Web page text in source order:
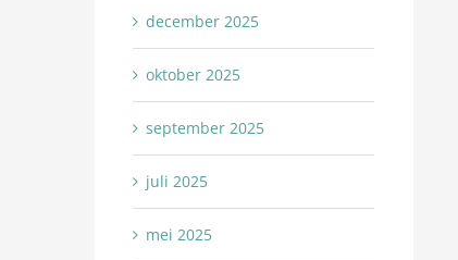
december 2025
oktober 2025
september 2025
juli 2025
mei 2025